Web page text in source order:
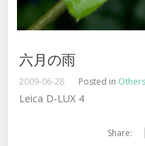
六月の雨
2009-06-28 Posted in Others
Leica D-LUX 4
Share: